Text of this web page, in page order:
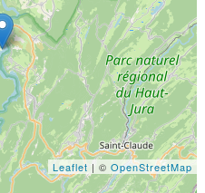
Leaflet | ©OpenStreetMap